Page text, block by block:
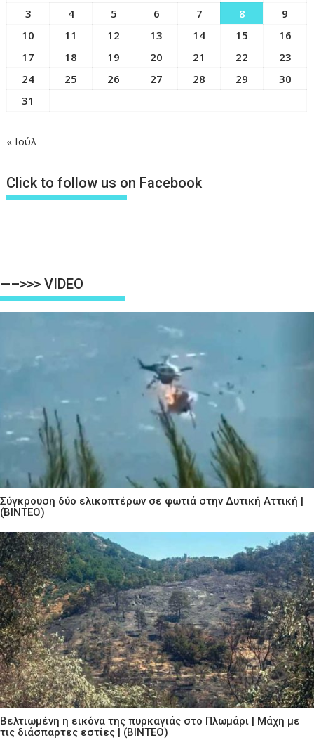
3
4 5 6 7 8
9
10
11 12 13 14 15
16
17
18 19 20 21 22
23
24
25 26 27 28 29
30
31
« Ιούλ
Click to follow us on Facebook
—–>>> VIDEO
Σύγκρουση δύο ελικοπτέρων σε φωτιά στην Δυτική Αττική |
(ΒΙΝΤΕΟ)
Βελτιωμένη η εικόνα της πυρκαγιάς στο Πλωμάρι | Μάχη με
τις διάσπαρτες εστίες | (ΒΙΝΤΕΟ)